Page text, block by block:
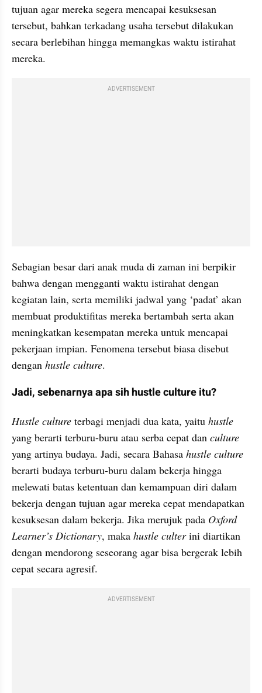
tujuan agar mereka segera mencapai kesuksesan
tersebut, bahkan terkadang usaha tersebut dilakukan
secara berlebihan hingga memangkas waktu istirahat
mereka.
ADVERTISEMENT
Sebagian besar dari anak muda di zaman ini berpikir
bahwa dengan mengganti waktu istirahat dengan
kegiatan lain, serta memiliki jadwal yang ‘padat’ akan
membuat produktifitas mereka bertambah serta akan
meningkatkan kesempatan mereka untuk mencapai
pekerjaan impian. Fenomena tersebut biasa disebut
dengan hustle culture.
Jadi, sebenarnya apa sih hustle culture itu?
Hustle culture terbagi menjadi dua kata, yaitu hustle
yang berarti terburu-buru atau serba cepat dan culture
yang artinya budaya. Jadi, secara Bahasa
berarti budaya terburu-buru dalam bekerja hingga
melewati batas ketentuan dan kemampuan diri dalam
bekerja dengan tujuan agar mereka cepat mendapatkan
kesuksesan dalam bekerja. Jika merujuk pada Oxford
Learner’s Dictionary, maka hustle culter ini diartikan
dengan mendorong seseorang agar bisa bergerak lebih
cepat secara agresif.
ADVERTISEMENT